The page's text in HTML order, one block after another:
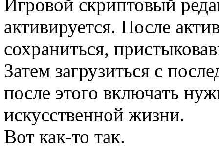
Игровой скриптовый
активируется. После
сохраниться,
Затем загрузиться с
после этого включать
искусственной жизни.
Вот как-то так.